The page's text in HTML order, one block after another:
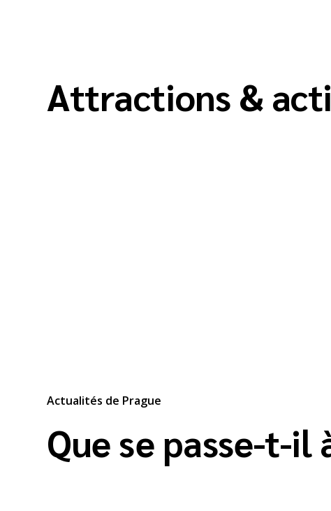
Attractions &
Actualités de Prague
Que se passe-t-il